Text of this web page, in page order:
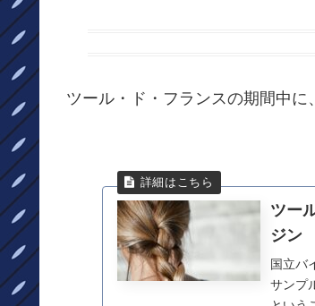
ツール・ド・フランスの期間中に
ツー
ジン
国立バ
サンプ